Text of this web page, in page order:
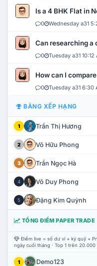
Is a 4 BHK Flat in
0 Wednesday a31
Can researching a
0 Tuesday a31 10:12
How can I
0 Tuesday a31 6:30
BẢNG XẾP HẠNG
1 Trần Thị Hương
2 Võ Hữu Phong
3 Trần Ngọc Hà
4 Võ Duy Phong
5 Đặng Kim Quỳnh
TỔNG ĐIỂM PAPER TRADE
Điểm live = số dư ví + ký quỹ +
ngày cuối tháng · Top 1 trên 20.000
1 Demo123